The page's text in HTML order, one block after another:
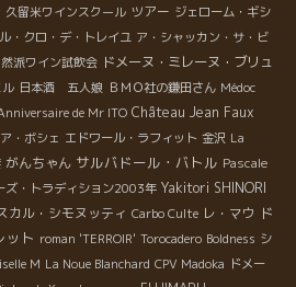
久留米ワインスクール ツアー ジェローム・ギシ
ル・クロ・デ・トレイユ ア・シャッカン・サ・ビ
派ワイン試飲会 ドメーヌ・ミレーヌ・ブリュ
日本酒 五人娘 ＢＭＯ社の鎌田さん Médoc
de Mr ITO Château Jean Faux
・ボシェ エドワール・ラフィット 金沢 La
がんちゃん サルバドール・バトル Pascale
ズ・トラディション2003年 Yakitori SHINORI
カル・シモヌッティ Carbo Culte レ・マウ ド
ット roman 'TERROIR' Torocadero Boldness シ
M La Noue Blanchard CPV Madoka ドメー